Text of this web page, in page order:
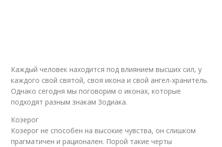
Каждый человек находится под влиянием высших сил, у
каждого свой святой, своя икона и свой ангел-хранитель.
Однако сегодня мы поговорим о иконах, которые
подходят разным знакам Зодиака.
Козерог
Козерог не способен на высокие чувства, он слишком
прагматичен и рационален. Порой такие черты